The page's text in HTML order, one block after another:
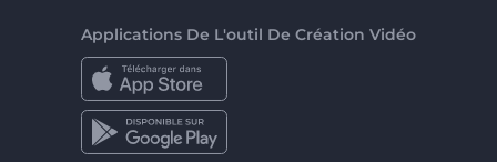
Applications De L'outil De Création Vidéo